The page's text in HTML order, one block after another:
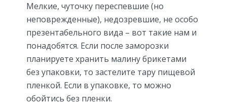
Мелкие, чуточку переспевшие (но
неповрежденные), недозревшие, не особо
презентабельного вида – вот такие нам и
понадобятся. Если после заморозки
планируете хранить малину брикетами
без упаковки, то застелите тару пищевой
пленкой. Если в упаковке, то можно
обойтись без пленки.